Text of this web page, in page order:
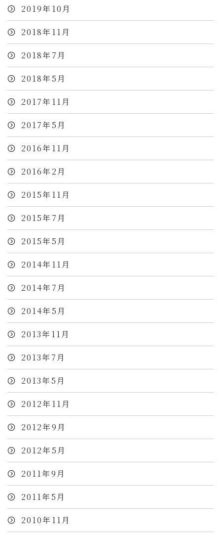
2019年10月
2018年11月
2018年7月
2018年5月
2017年11月
2017年5月
2016年11月
2016年2月
2015年11月
2015年7月
2015年5月
2014年11月
2014年7月
2014年5月
2013年11月
2013年7月
2013年5月
2012年11月
2012年9月
2012年5月
2011年9月
2011年5月
2010年11月